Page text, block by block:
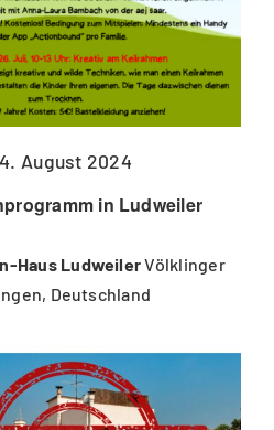
in Ludweiler
4. August 2024
Haus LudweilerVölklinger
Deutschland